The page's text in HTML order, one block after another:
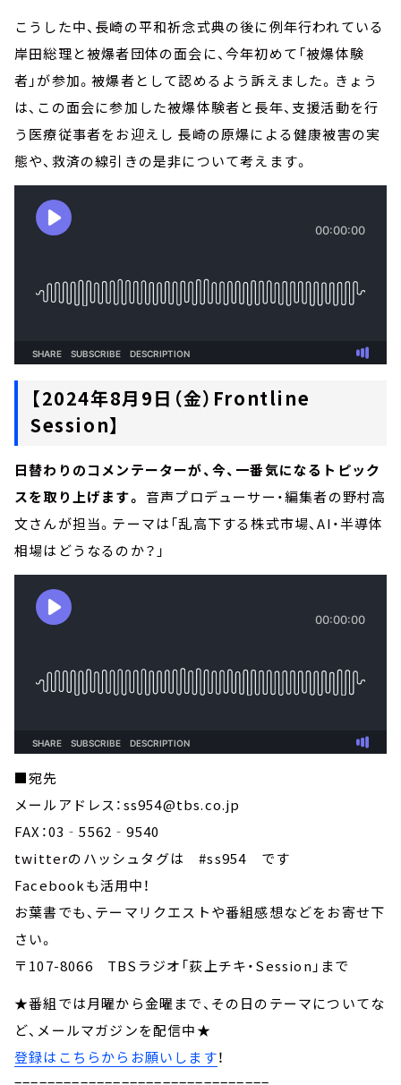
こうした中、長崎の平和祈念式典の後に例年行われている
岸田総理と被爆者団体の面会に、今年初めて「被爆体験
者」が参加。被爆者として認めるよう訴えました。きょう
は、この面会に参加した被爆体験者と長年、支援活動を行
う医療従事者をお迎えし 長崎の原爆による健康被害の実
態や、救済の線引きの是非について考えます。
【2024年8月9日（金）Frontline
Session】
日替わりのコメンテーターが、今、一番気になるトピック
スを取り上げます。 音声プロデューサー・編集者の野村高
文さんが担当。テーマは「乱高下する株式市場、AI・半導体
相場はどうなるのか？」
■宛先
メールアドレス：ss954@tbs.co.jp
FAX：03‐5562‐9540
twitterのハッシュタグは #ss954 です
Facebookも活用中！
お葉書でも、テーマリクエストや番組感想などをお寄せ下
さい。
〒107-8066 TBSラジオ「荻上チキ・Session」まで
★番組では月曜から金曜まで、その日のテーマについてな
ど、メールマガジンを配信中★
登録はこちらからお願いします！